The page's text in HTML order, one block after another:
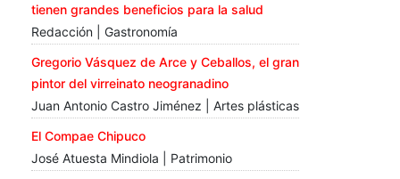
tienen grandes beneficios para la salud
Redacción | Gastronomía
Gregorio Vásquez de Arce y Ceballos, el gran
pintor del virreinato neogranadino
Juan Antonio Castro Jiménez | Artes plásticas
El Compae Chipuco
José Atuesta Mindiola | Patrimonio